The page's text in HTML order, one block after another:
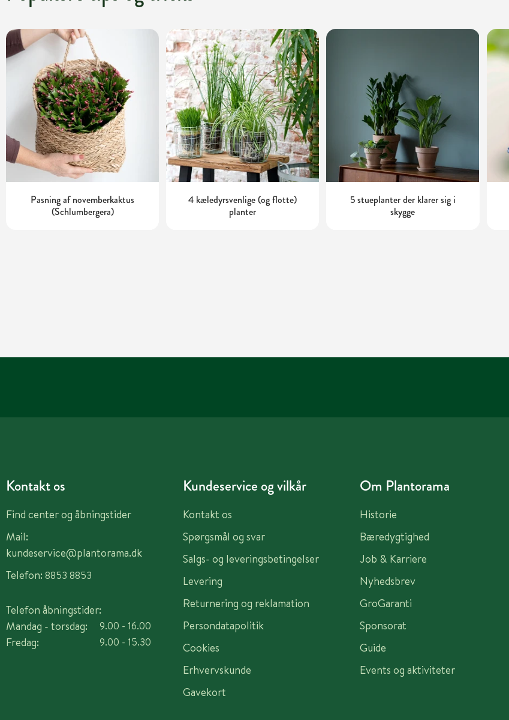
Pasning af novemberkaktus
(Schlumbergera)
4 kæledyrsvenlige (og flotte)
planter
5 stueplanter der klarer sig i
skygge
Kontakt os
Find center og åbningstider
Mail:
kundeservice@plantorama.dk
Telefon: 8853 8853
Telefon åbningstider:
Mandag - torsdag:
Fredag:
9.00 - 16.00
9.00 - 15.30
Kundeservice og vilkår
Kontakt os
Spørgsmål og svar
Salgs- og leveringsbetingelser
Levering
Returnering og reklamation
Persondatapolitik
Cookies
Erhvervskunde
Gavekort
Om Plantorama
Historie
Bæredygtighed
Job & Karriere
Nyhedsbrev
GroGaranti
Sponsorat
Guide
Events og aktiviteter